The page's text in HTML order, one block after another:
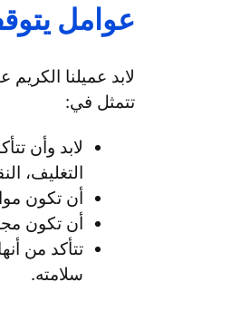
عوامل
لابد عميلنا
تتمثل في:
لابد وأن
التغليف،
أن تكون
أن تكون
تتأكد من
سلامته.